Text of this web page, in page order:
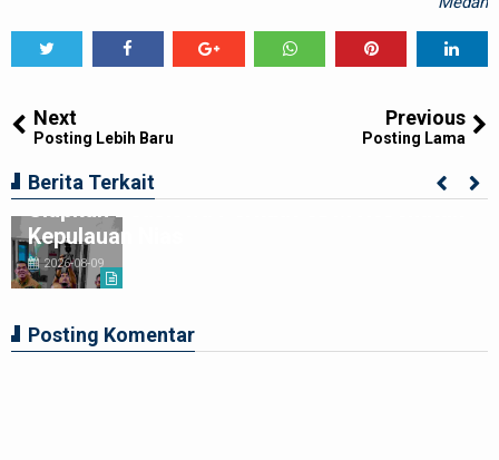
Next
Posting Lebih Baru
Previous
Posting Lama
Berita Terkait
Gubsu Muhammad Bobby Afif Nasution
Kepulauan Nias
2026-08-09
Posting Komentar